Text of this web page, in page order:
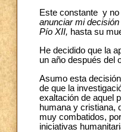
Este constante y
anunciar mi
Pío XII, hasta su
He decidido que la
un año después del
Asumo esta
de que la
exaltación de aquel
humana y cristiana,
muy combatidos,
iniciativas